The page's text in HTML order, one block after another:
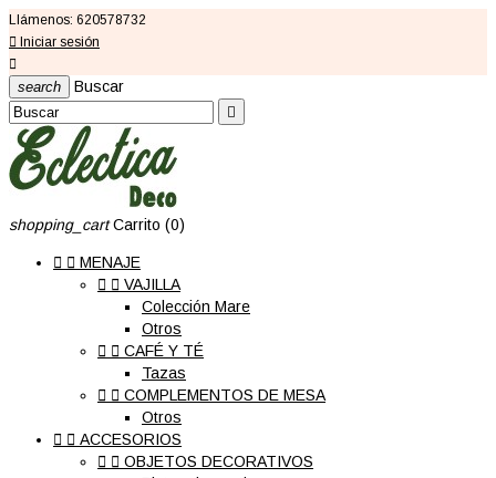
Llámenos: 620578732
 Iniciar sesión

search Buscar

shopping_cart Carrito (0)
  MENAJE
  VAJILLA
Colección Mare
Otros
  CAFÉ Y TÉ
Tazas
  COMPLEMENTOS DE MESA
Otros
  ACCESORIOS
  OBJETOS DECORATIVOS